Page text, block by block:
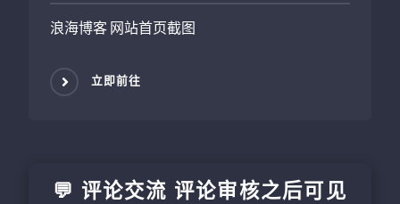
浪海博客 网站首页截图
立即前往
💬 评论交流 评论审核之后可见